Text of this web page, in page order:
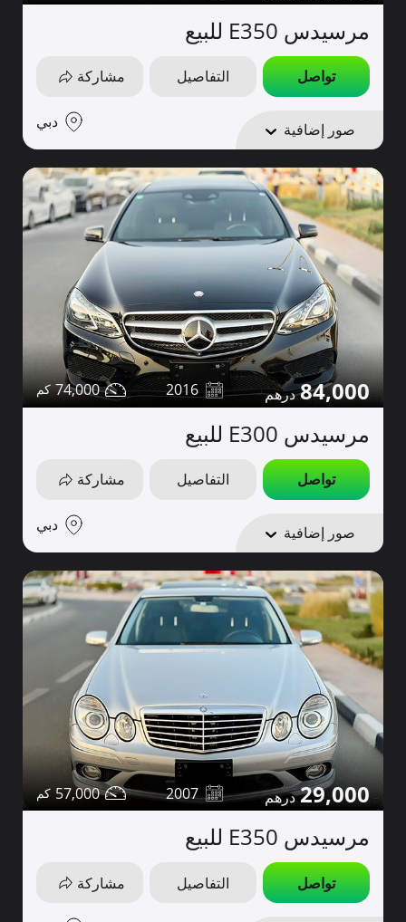
مرسيدس E350 للبيع
تواصل التفاصيل مشاركة
صور إضافية دبي
84,000
2016
74,000
مرسيدس E300 للبيع
تواصل التفاصيل مشاركة
صور إضافية دبي
29,000
2007
57,000
مرسيدس E350 للبيع
تواصل التفاصيل مشاركة